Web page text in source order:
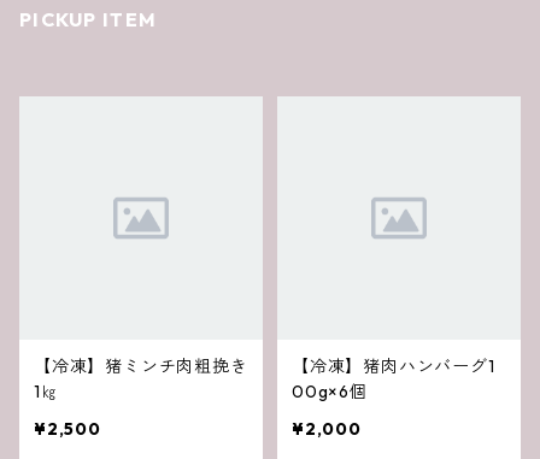
PICKUP ITEM
【冷凍】猪ミンチ肉粗挽き
1㎏
¥2,500
【冷凍】猪肉ハンバーグ1
00g×6個
¥2,000